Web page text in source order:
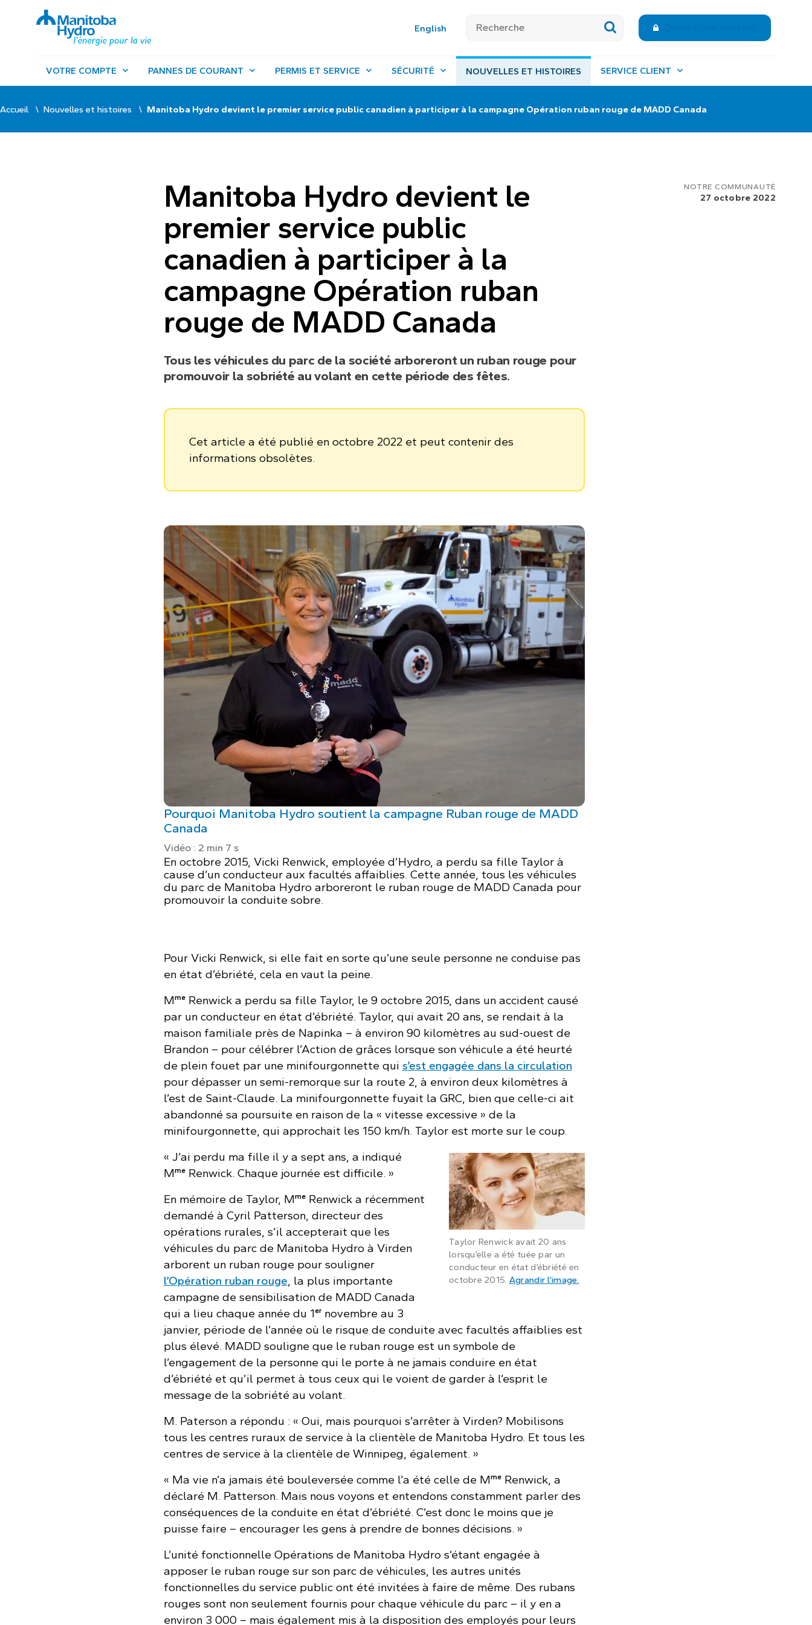
English
VOTRE COMPTE PANNES DE COURANT PERMIS ET SERVICE SÉCURITÉ NOUVELLES ET HISTOIRES SERVICE CLIENT
Accueil Nouvelles et histoires Manitoba Hydro devient le premier service public canadien à participer à la campagne Opération ruban rouge de MADD Canada
NOTRE COMMUNAUTÉ
27 octobre 2022
Manitoba Hydro devient le
premier service public
canadien à participer à la
campagne Opération ruban
rouge de MADD Canada
Tous les véhicules du parc de la société arboreront un ruban rouge pour
promouvoir la sobriété au volant en cette période des fêtes.
Cet article a été publié en octobre 2022 et peut contenir des
informations obsolètes.
Pourquoi Manitoba Hydro soutient la campagne Ruban rouge de MADD
Canada
En octobre 2015, Vicki Renwick, employée d’Hydro, a perdu sa fille Taylor à
cause d’un conducteur aux facultés affaiblies. Cette année, tous les véhicules
du parc de Manitoba Hydro arboreront le ruban rouge de MADD Canada pour
promouvoir la conduite sobre.
Vidéo : 2 min 7 s
Pour Vicki Renwick, si elle fait en sorte qu’une seule personne ne conduise pas
en état d’ébriété, cela en vaut la peine.
MmeRenwick a perdu sa fille Taylor, le 9 octobre 2015, dans un accident causé
par un conducteur en état d’ébriété. Taylor, qui avait 20 ans, se rendait à la
maison familiale près de Napinka – à environ 90 kilomètres au sud-ouest de
Brandon – pour célébrer l’Action de grâces lorsque son véhicule a été heurté
de plein fouet par une minifourgonnette qui s’est engagée dans la circulation
pour dépasser un semi-remorque sur la route 2, à environ deux kilomètres à
l’est de Saint-Claude. La minifourgonnette fuyait la GRC, bien que celle-ci ait
abandonné sa poursuite en raison de la « vitesse excessive » de la
minifourgonnette, qui approchait les 150 km/h. Taylor est morte sur le coup.
Taylor Renwick avait 20 ans
lorsqu’elle a été tuée par un
conducteur en état d’ébriété en
octobre 2015. Agrandir l’image.
« J’ai perdu ma fille il y a sept ans, a indiqué
MmeRenwick. Chaque journée est difficile. »
En mémoire de Taylor, MmeRenwick a récemment
demandé à Cyril Patterson, directeur des
opérations rurales, s’il accepterait que les
véhicules du parc de Manitoba Hydro à Virden
arborent un ruban rouge pour souligner
l’Opération ruban rouge , la plus importante
campagne de sensibilisation de MADD Canada
qui a lieu chaque année du 1ernovembre au 3
janvier, période de l’année où le risque de conduite avec facultés affaiblies est
plus élevé. MADD souligne que le ruban rouge est un symbole de
l’engagement de la personne qui le porte à ne jamais conduire en état
d’ébriété et qu’il permet à tous ceux qui le voient de garder à l’esprit le
message de la sobriété au volant.
M. Paterson a répondu : « Oui, mais pourquoi s’arrêter à Virden? Mobilisons
tous les centres ruraux de service à la clientèle de Manitoba Hydro. Et tous les
centres de service à la clientèle de Winnipeg, également. »
« Ma vie n’a jamais été bouleversée comme l’a été celle de MmeRenwick, a
déclaré M. Patterson. Mais nous voyons et entendons constamment parler des
conséquences de la conduite en état d’ébriété. C’est donc le moins que je
puisse faire – encourager les gens à prendre de bonnes décisions. »
L’unité fonctionnelle Opérations de Manitoba Hydro s’étant engagée à
apposer le ruban rouge sur son parc de véhicules, les autres unités
fonctionnelles du service public ont été invitées à faire de même. Des rubans
rouges sont non seulement fournis pour chaque véhicule du parc – il y en a
environ 3 000 – mais également mis à la disposition des employés pour leurs